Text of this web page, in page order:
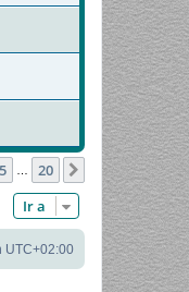
5 20 Siguiente
Ir a
UTC+02:00